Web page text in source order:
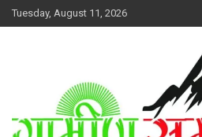
Skip
to
Tuesday, August 11, 2026